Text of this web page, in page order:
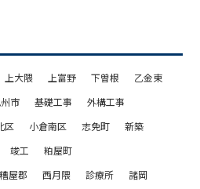
上大隈 上富野 下曽根
乙金東
市 基礎工事
外構工事
区 小倉南区 志免町
新築
竣工
粕屋町
糟屋郡 西月隈 診療所
諸岡